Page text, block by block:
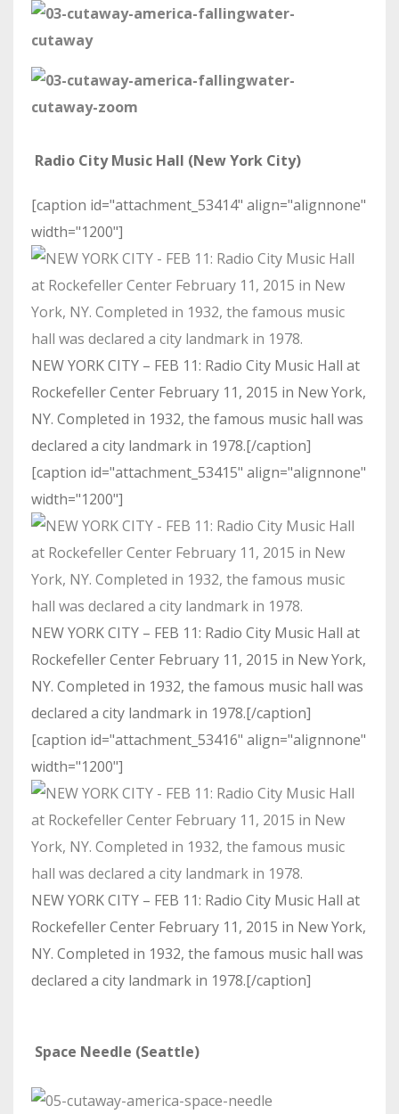
Radio City Music Hall (New York City)
[caption id="attachment_53414" align="alignnone"
width="1200"]
NEW YORK CITY – FEB 11: Radio City Music Hall at
Rockefeller Center February 11, 2015 in New York,
NY. Completed in 1932, the famous music hall was
declared a city landmark in 1978.[/caption]
[caption id="attachment_53415" align="alignnone"
width="1200"]
NEW YORK CITY – FEB 11: Radio City Music Hall at
Rockefeller Center February 11, 2015 in New York,
NY. Completed in 1932, the famous music hall was
declared a city landmark in 1978.[/caption]
[caption id="attachment_53416" align="alignnone"
width="1200"]
NEW YORK CITY – FEB 11: Radio City Music Hall at
Rockefeller Center February 11, 2015 in New York,
NY. Completed in 1932, the famous music hall was
declared a city landmark in 1978.[/caption]
Space Needle (Seattle)